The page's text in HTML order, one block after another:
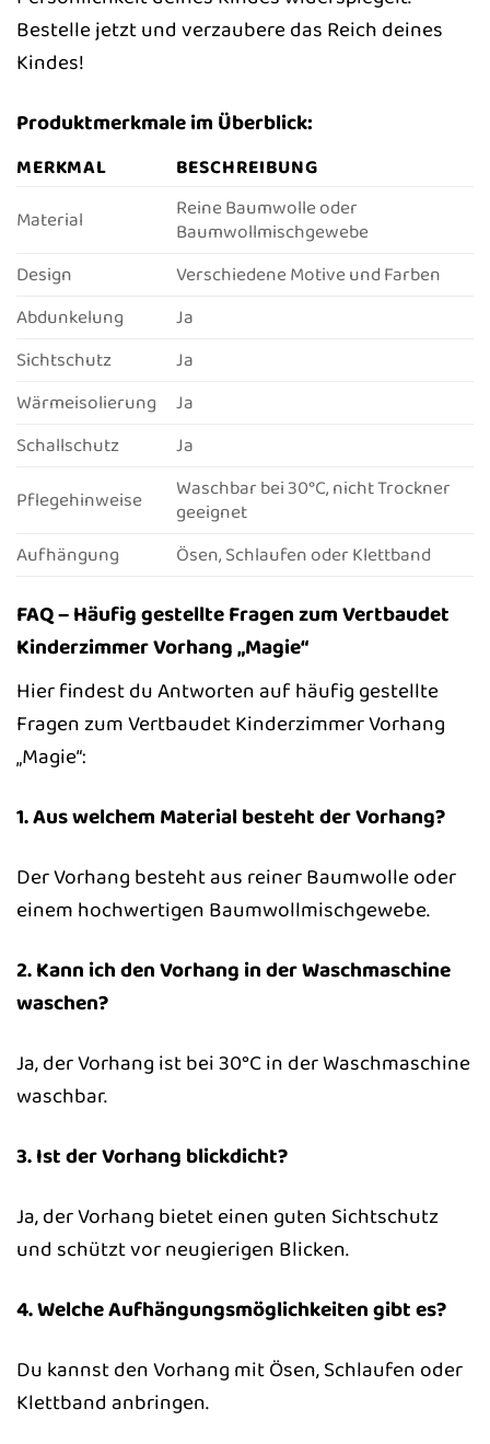
Bestelle jetzt und verzaubere das Reich deines
Kindes!
Produktmerkmale im Überblick:
MERKMAL
BESCHREIBUNG
Material
Reine Baumwolle oder
Baumwollmischgewebe
Design
Verschiedene Motive und Farben
Abdunkelung
Ja
Sichtschutz
Ja
Wärmeisolierung
Ja
Schallschutz
Ja
Pflegehinweise
Waschbar bei 30°C, nicht Trockner
geeignet
Aufhängung
Ösen, Schlaufen oder Klettband
FAQ – Häufig gestellte Fragen zum Vertbaudet
Kinderzimmer Vorhang „Magie“
Hier findest du Antworten auf häufig gestellte
Fragen zum Vertbaudet Kinderzimmer Vorhang
„Magie“:
1. Aus welchem Material besteht der Vorhang?
Der Vorhang besteht aus reiner Baumwolle oder
einem hochwertigen Baumwollmischgewebe.
2. Kann ich den Vorhang in der Waschmaschine
waschen?
Ja, der Vorhang ist bei 30°C in der Waschmaschine
waschbar.
3. Ist der Vorhang blickdicht?
Ja, der Vorhang bietet einen guten Sichtschutz
und schützt vor neugierigen Blicken.
4. Welche Aufhängungsmöglichkeiten gibt es?
Du kannst den Vorhang mit Ösen, Schlaufen oder
Klettband anbringen.